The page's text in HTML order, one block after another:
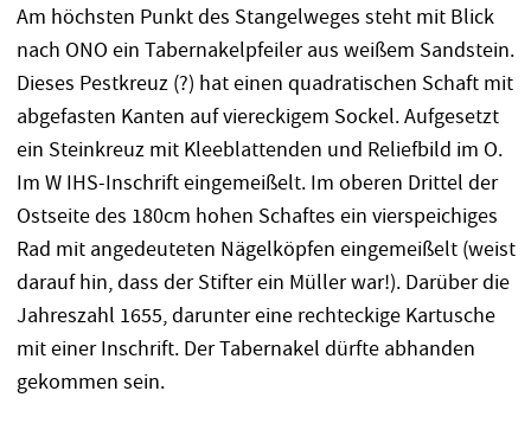
Am höchsten Punkt des Stangelweges steht mit Blick
nach ONO ein Tabernakelpfeiler aus weißem Sandstein.
Dieses Pestkreuz (?) hat einen quadratischen Schaft mit
abgefasten Kanten auf viereckigem Sockel. Aufgesetzt
ein Steinkreuz mit Kleeblattenden und Reliefbild im O.
Im W IHS-Inschrift eingemeißelt. Im oberen Drittel der
Ostseite des 180cm hohen Schaftes ein vierspeichiges
Rad mit angedeuteten Nägelköpfen eingemeißelt (weist
darauf hin, dass der Stifter ein Müller war!). Darüber die
Jahreszahl 1655, darunter eine rechteckige Kartusche
mit einer Inschrift. Der Tabernakel dürfte abhanden
gekommen sein.